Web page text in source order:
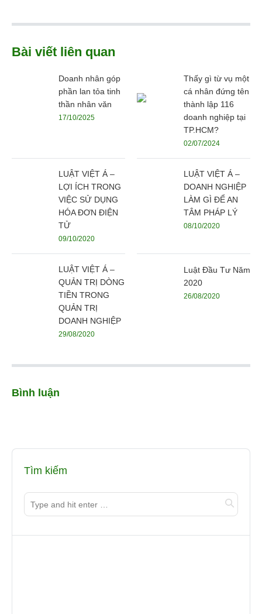
Bài viết liên quan
Doanh nhân góp
phần lan tỏa tinh
thần nhân văn
17/10/2025
Thấy gì từ vụ một
cá nhân đứng tên
thành lập 116
doanh nghiệp tại
TP.HCM?
02/07/2024
LUẬT VIỆT Á –
LỢI ÍCH TRONG
VIỆC SỬ DỤNG
HÓA ĐƠN ĐIỆN
TỬ
09/10/2020
LUẬT VIỆT Á –
DOANH NGHIỆP
LÀM GÌ ĐỂ AN
TÂM PHÁP LÝ
08/10/2020
LUẬT VIỆT Á –
QUẢN TRỊ DÒNG
TIỀN TRONG
QUẢN TRỊ
DOANH NGHIỆP
29/08/2020
Luật Đầu Tư Năm
2020
26/08/2020
Bình luận
Tìm kiếm